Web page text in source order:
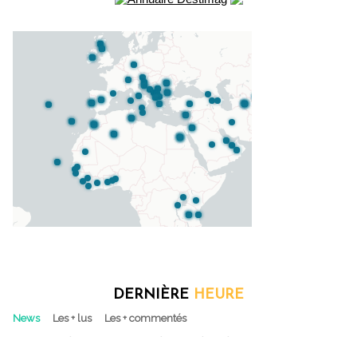
DERNIÈRE HEURE
News Les + lus Les + commentés